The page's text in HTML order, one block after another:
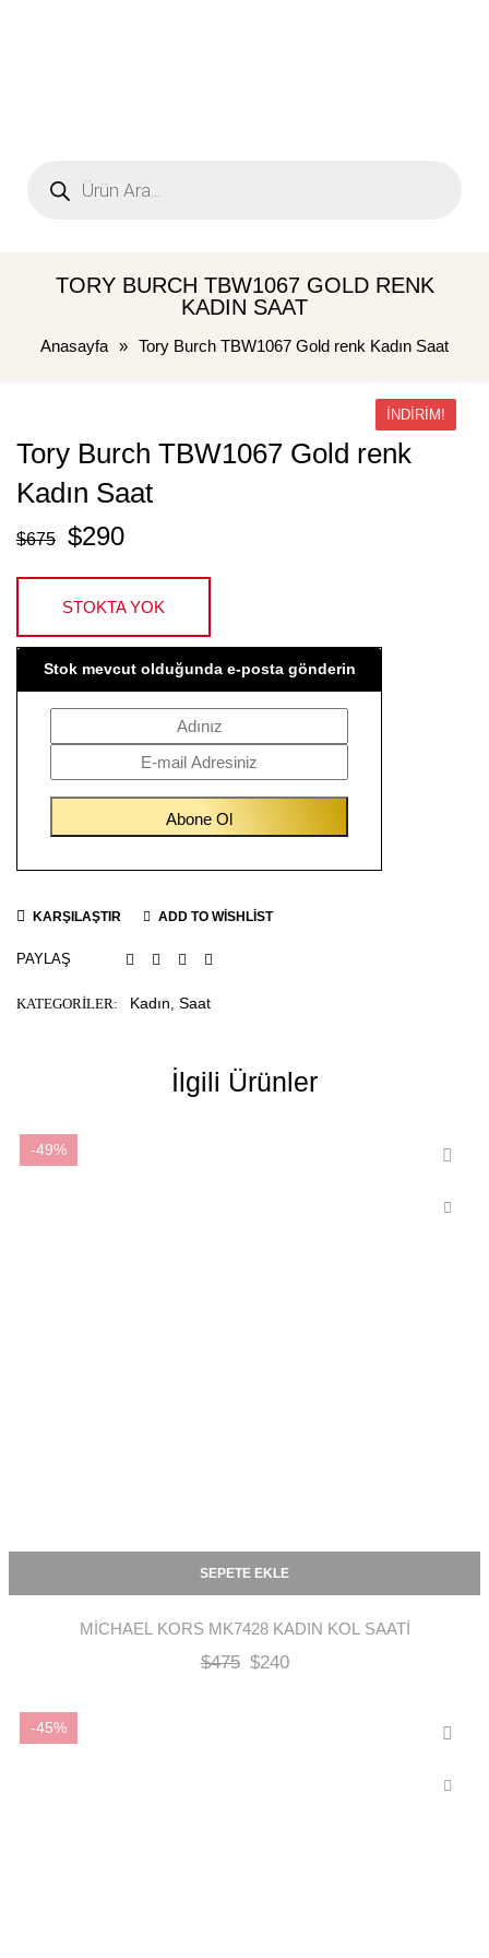
TORY BURCH TBW1067 GOLD RENK
KADIN SAAT
Anasayfa » Tory Burch TBW1067 Gold renk Kadın Saat
İNDIRIM!
Tory Burch TBW1067 Gold renk
Kadın Saat
$675 $290
STOKTA YOK
Stok mevcut olduğunda e-posta gönderin
KARŞILAŞTIR ADD TO WISHLIST
PAYLAŞ
KATEGORILER: Kadın, Saat
İlgili Ürünler
-49%
SEPETE EKLE
MICHAEL KORS MK7428 KADIN KOL SAATI
$475 $240
-45%